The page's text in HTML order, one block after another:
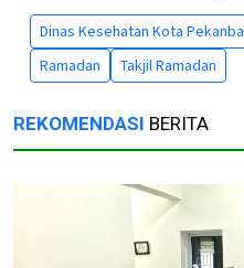
Dinas Kesehatan Kota
Ramadan
Takjil Ramadan
REKOMENDASI BERITA